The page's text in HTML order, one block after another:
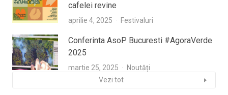
cafelei revine
aprilie 4, 2025 Festivaluri
Conferinta AsoP Bucuresti #AgoraVerde
2025
martie 25, 2025
Noutăți
Vezi tot